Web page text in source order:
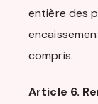
entière des
compris.
Article 6.